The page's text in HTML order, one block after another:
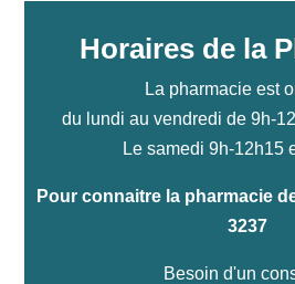
Horaires de la
La pharmacie est
du lundi au vendredi de 9h-
Le samedi 9h-12h15
Pour connaitre la pharmacie
3237
Besoin d'un